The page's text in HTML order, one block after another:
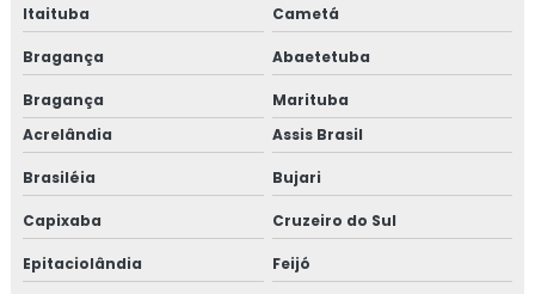
Itaituba Cametá
Bragança Abaetetuba
Bragança
Marituba
Acrelândia
Assis Brasil
Brasiléia Bujari
Capixaba Cruzeiro do Sul
Epitaciolândia Feijó